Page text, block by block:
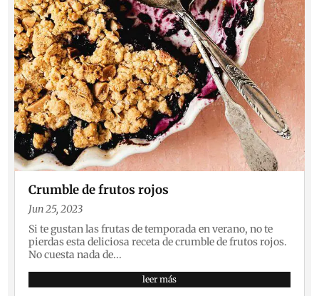
Crumble de frutos rojos
Jun 25, 2023
Si te gustan las frutas de temporada en verano, no te
pierdas esta deliciosa receta de crumble de frutos rojos.
No cuesta nada de...
leer más